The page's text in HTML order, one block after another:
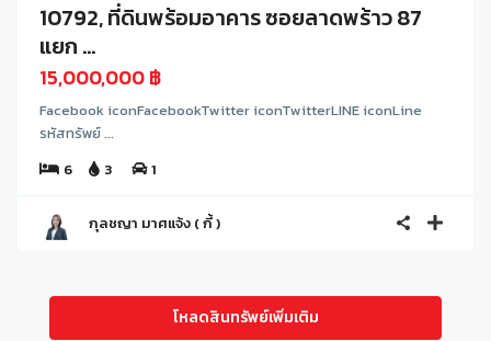
10792, ที่ดินพร้อมอาคาร ซอยลาดพร้าว 87
แยก ...
15,000,000 ฿
Facebook iconFacebookTwitter iconTwitterLINE iconLine
รหัสทรัพย์ ...
6
3 1
กุลชญา มาศแจ้ง ( กี้ )